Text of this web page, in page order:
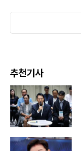
추천기사